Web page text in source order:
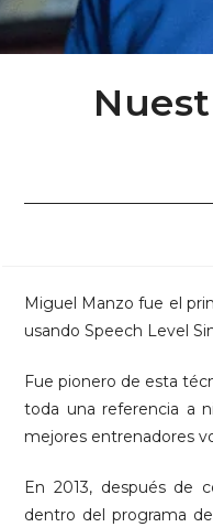
Miguel Manzo fue el
usando Speech Level
Fue pionero de esta
toda una referencia a
mejores entrenadores
En 2013, después de
dentro del programa